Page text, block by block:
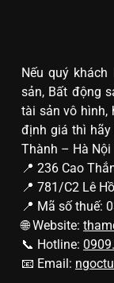
Nếu quý
sản, Bất động
tài sản vô hình,
định giá thì hãy
Thành – Hà Nội
📍 236 Cao
📍 781/C2 Lê
📍 Mã số thuế:
🌐 Website:
📞 Hotline:
📧 Email: